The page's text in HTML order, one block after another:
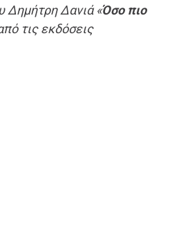
Δημήτρη Δανιά «Όσο πιο
τις εκδόσεις